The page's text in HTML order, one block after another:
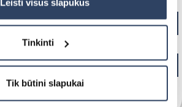
Leisti visus slapukus
Tinkinti
Tik būtini slapukai